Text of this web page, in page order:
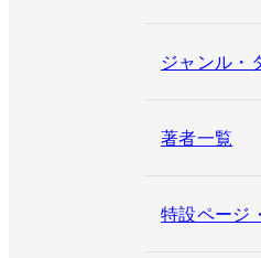
ジャンル・
著者一覧
特設ページ